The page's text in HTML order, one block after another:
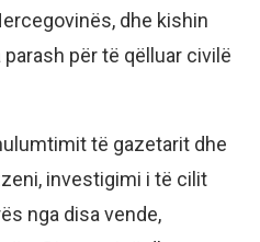
dhe kishin
për të qëlluar civilë
të gazetarit dhe
investigimi i të cilit
nga disa vende,